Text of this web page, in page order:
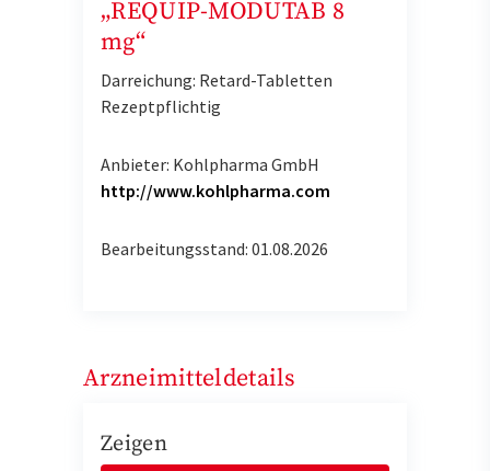
„REQUIP-MODUTAB 8
mg“
Darreichung: Retard-Tabletten
Rezeptpflichtig
Anbieter: Kohlpharma GmbH
http://www.kohlpharma.com
Bearbeitungsstand: 01.08.2026
Arzneimitteldetails
Zeigen